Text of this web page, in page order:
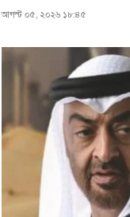
আগস্ট ০৫, ২০২৬ ১৮:৪৫